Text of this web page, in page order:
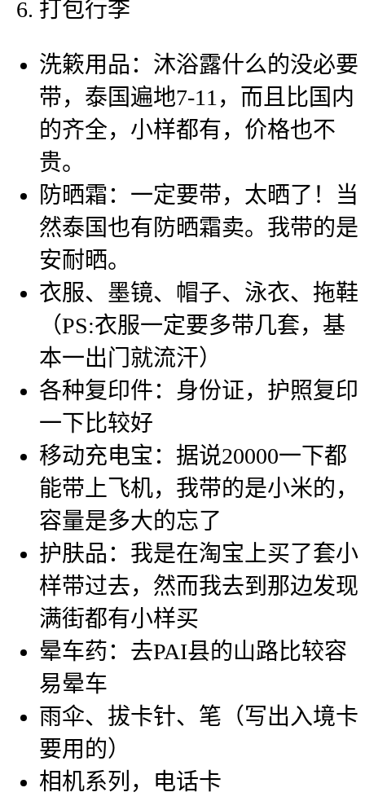
打包行李
洗簌用品：沐浴露什么的没必要
带，泰国遍地7-11，而且比国内
的齐全，小样都有，价格也不
贵。
防晒霜：一定要带，太晒了！当
然泰国也有防晒霜卖。我带的是
安耐晒。
衣服、墨镜、帽子、泳衣、拖鞋
（PS:衣服一定要多带几套，基
本一出门就流汗）
各种复印件：身份证，护照复印
一下比较好
移动充电宝：据说20000一下都
能带上飞机，我带的是小米的，
容量是多大的忘了
护肤品：我是在淘宝上买了套小
样带过去，然而我去到那边发现
满街都有小样买
晕车药：去PAI县的山路比较容
易晕车
雨伞、拔卡针、笔（写出入境卡
要用的）
相机系列，电话卡